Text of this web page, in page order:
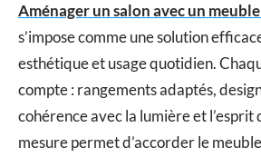
Aménager un salon avec un
s’impose comme une solution
esthétique et usage quotidien.
compte : rangements adaptés,
cohérence avec la lumière et l’esprit
mesure permet d’accorder le